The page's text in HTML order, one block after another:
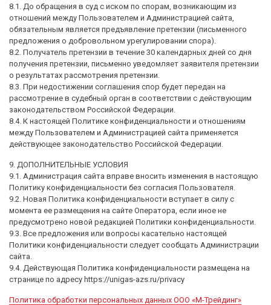
8.1. До обращения в суд с иском по спорам, возникающим из
отношений между Пользователем и Администрацией сайта,
обязательным является предъявление претензии (письменного
предложения о добровольном урегулировании спора).
8.2. Получатель претензии в течение 30 календарных дней со дня
получения претензии, письменно уведомляет заявителя претензии
о результатах рассмотрения претензии.
8.3. При недостижении соглашения спор будет передан на
рассмотрение в судебный орган в соответствии с действующим
законодательством Российской Федерации.
8.4. К настоящей Политике конфиденциальности и отношениям
между Пользователем и Администрацией сайта применяется
действующее законодательство Российской Федерации.
9. ДОПОЛНИТЕЛЬНЫЕ УСЛОВИЯ
9.1. Администрация сайта вправе вносить изменения в настоящую
Политику конфиденциальности без согласия Пользователя.
9.2. Новая Политика конфиденциальности вступает в силу с
момента ее размещения на сайте Оператора, если иное не
предусмотрено новой редакцией Политики конфиденциальности.
9.3. Все предложения или вопросы касательно настоящей
Политики конфиденциальности следует сообщать Администрации
сайта.
9.4. Действующая Политика конфиденциальности размещена на
странице по адресу https://unigas-azs.ru/privacy
Политика обработки персональных данных ООО «М-Трейдинг»